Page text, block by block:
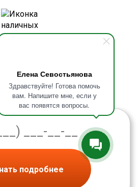
Елена Севостьянова
Здравствуйте! Готова помочь
вам. Напишите мне, если у
вас появятся вопросы.
без процентов
от банка
подробнее